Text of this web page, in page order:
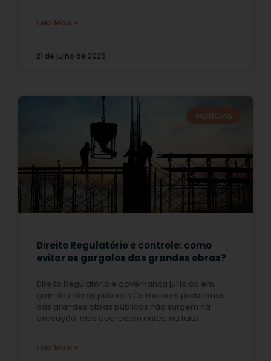
Leia Mais »
21 de julho de 2025
NOTÍCIAS
Direito Regulatório e controle: como
evitar os gargalos das grandes obras?
Direito Regulatório e governança jurídica em
grandes obras públicas Os maiores problemas
das grandes obras públicas não surgem na
execução, eles aparecem antes, na falta
Leia Mais »